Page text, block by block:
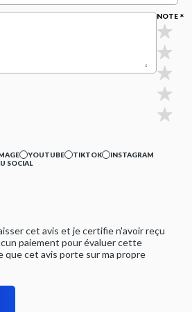
NOTE
YOUTUBE TIKTOK
INSTAGRAM
SOCIAL
cet avis et je certifie n'avoir reçu
paiement pour évaluer cette
que cet avis porte sur ma propre